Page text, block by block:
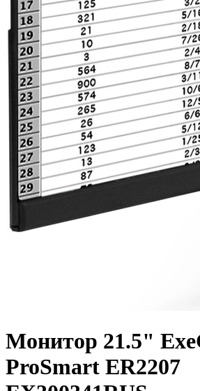
Монитор 21.5"
ProSmart ER2207